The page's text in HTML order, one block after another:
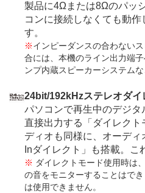
製品に4Ωまたは8Ωのパッ
コンに接続しなくても動
す。
※インピーダンスの合わない
合には、本機のライン出力端
ンプ内蔵スピーカーシステム
24bit/192kHzステレオダイ
パソコンで再生中のデジ
直接出力する「ダイレク
ディオも同様に、オーデ
Inダイレクト」も搭載。
※ ダイレクトモード使用時は
の音をモニターすることはで
は使用できません。